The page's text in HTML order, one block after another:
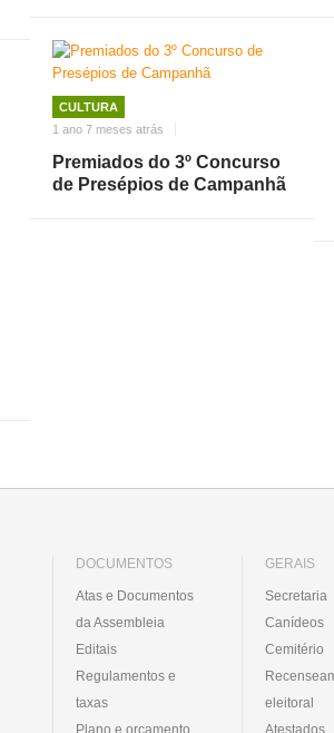
CULTURA
1 ano 7 meses atrás
Premiados do 3º Concurso
de Presépios de Campanhã
DOCUMENTOS
Atas e Documentos
da Assembleia
Editais
Regulamentos e
taxas
Plano e orçamento
GERAIS
Secretaria
Canídeos
Cemitério
eleitoral
Atestados